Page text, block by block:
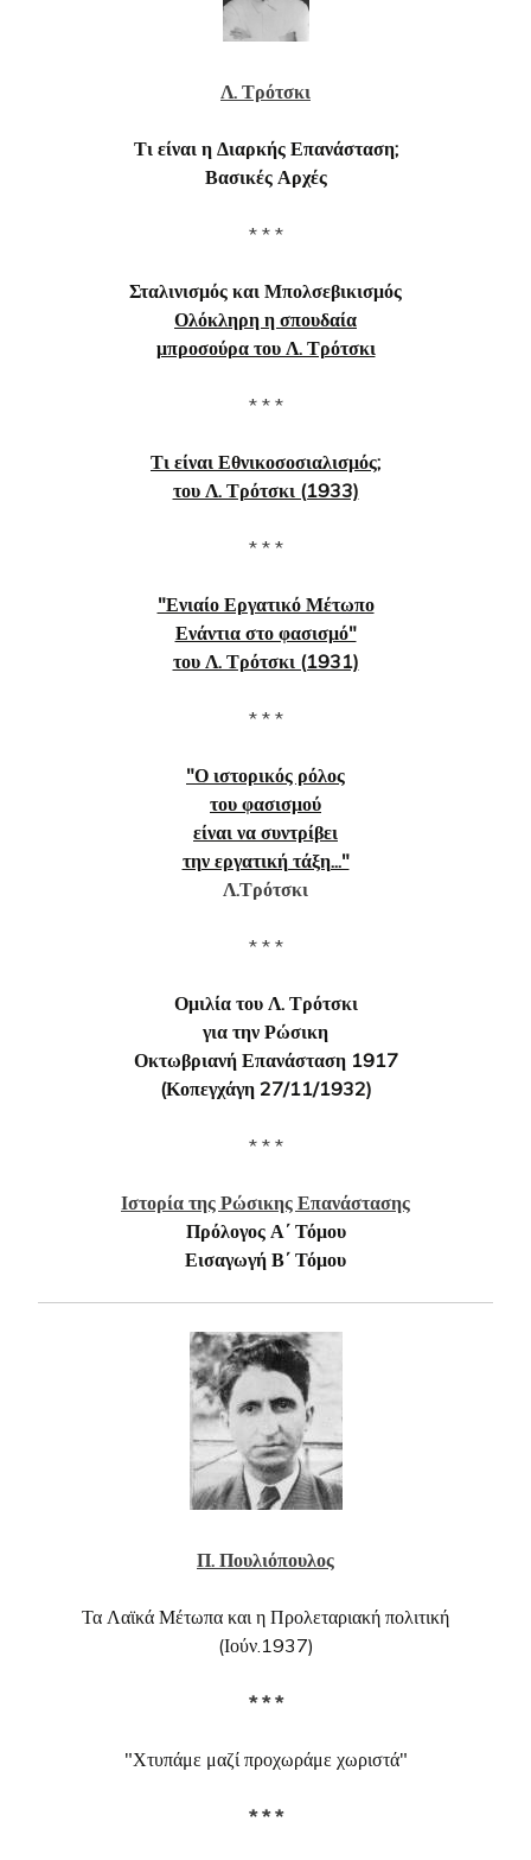
Λ. Τρότσκι
Τι είναι η Διαρκής Επανάσταση;
Βασικές Αρχές
* * *
Σταλινισμός και Μπολσεβικισμός
Ολόκληρη η σπουδαία
μπροσούρα του Λ. Τρότσκι
* * *
Τι είναι Εθνικοσοσιαλισμός;
του Λ. Τρότσκι (1933)
* * *
"Ενιαίο Εργατικό Μέτωπο
Ενάντια στο φασισμό"
του Λ. Τρότσκι (1931)
* * *
"Ο ιστορικός ρόλος
του φασισμού
είναι να συντρίβει
την εργατική τάξη..."
Λ.Τρότσκι
* * *
Ομιλία του Λ. Τρότσκι
για την Ρώσικη
Οκτωβριανή Επανάσταση 1917
(Κοπεγχάγη 27/11/1932)
* * *
Ιστορία της Ρώσικης Επανάστασης
Πρόλογος Α΄ Τόμου
Εισαγωγή Β΄ Τόμου
Π. Πουλιόπουλος
Τα Λαϊκά Μέτωπα και η Προλεταριακή πολιτική
(Ιούν.1937)
* * *
"Χτυπάμε μαζί προχωράμε χωριστά"
* * *